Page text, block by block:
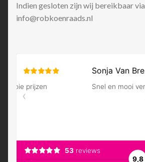
Indien gesloten zijn wij bereikbaar via
info@robkoenraads.nl